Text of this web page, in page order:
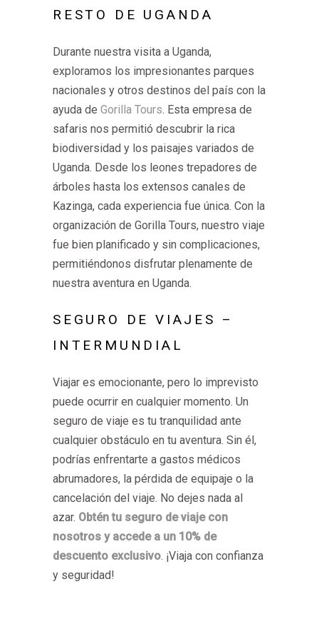
RESTO DE UGANDA
Durante nuestra visita a Uganda,
exploramos los impresionantes parques
nacionales y otros destinos del país con la
ayuda de Gorilla Tours. Esta empresa de
safaris nos permitió descubrir la rica
biodiversidad y los paisajes variados de
Uganda. Desde los leones trepadores de
árboles hasta los extensos canales de
Kazinga, cada experiencia fue única. Con la
organización de Gorilla Tours, nuestro viaje
fue bien planificado y sin complicaciones,
permitiéndonos disfrutar plenamente de
nuestra aventura en Uganda.
SEGURO DE VIAJES –
INTERMUNDIAL
Viajar es emocionante, pero lo imprevisto
puede ocurrir en cualquier momento. Un
seguro de viaje es tu tranquilidad ante
cualquier obstáculo en tu aventura. Sin él,
podrías enfrentarte a gastos médicos
abrumadores, la pérdida de equipaje o la
cancelación del viaje. No dejes nada al
azar. Obtén tu seguro de viaje con
nosotros y accede a un 10% de
descuento exclusivo. ¡Viaja con confianza
y seguridad!